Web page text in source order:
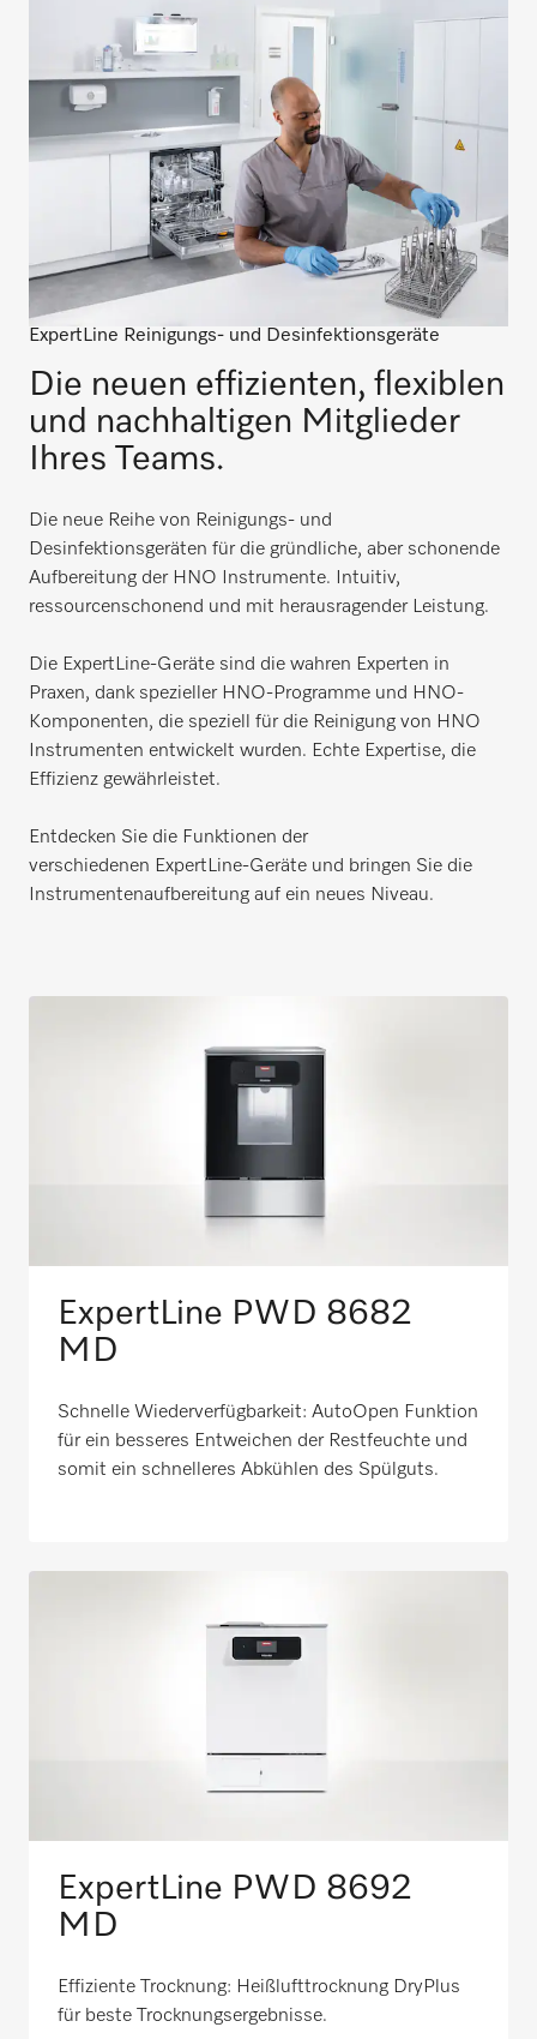
ExpertLine Reinigungs- und Desinfektionsgeräte
Die neuen effizienten, flexiblen
und nachhaltigen Mitglieder
Ihres Teams.
Die neue Reihe von Reinigungs- und
Desinfektionsgeräten für die gründliche, aber schonende
Aufbereitung der HNO Instrumente. Intuitiv,
ressourcenschonend und mit herausragender Leistung.
Die ExpertLine-Geräte sind die wahren Experten in
Praxen, dank spezieller HNO-Programme und HNO-
Komponenten, die speziell für die Reinigung von HNO
Instrumenten entwickelt wurden. Echte Expertise, die
Effizienz gewährleistet.
Entdecken Sie die Funktionen der
verschiedenen ExpertLine-Geräte und bringen Sie die
Instrumentenaufbereitung auf ein neues Niveau.
ExpertLine PWD 8682
MD
Schnelle Wiederverfügbarkeit: AutoOpen Funktion
für ein besseres Entweichen der Restfeuchte und
somit ein schnelleres Abkühlen des Spülguts. ​
ExpertLine PWD 8692
MD
Effiziente Trocknung: Heißlufttrocknung DryPlus
für beste Trocknungsergebnisse. ​